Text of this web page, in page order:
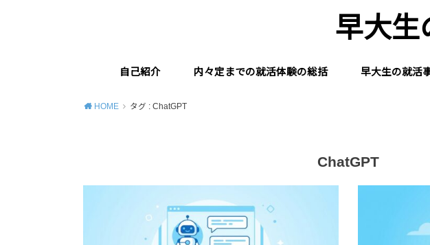
早大生
自己紹介 内々定までの就活体験の総括 早大生の就活
HOME タグ : ChatGPT
ChatGPT